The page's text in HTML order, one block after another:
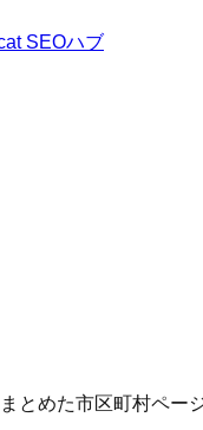
SEOハブ
とめた市区町村ページ